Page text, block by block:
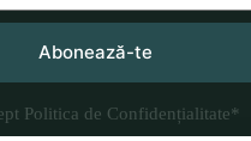
Abonează-te
Politica de Confidențialitate*